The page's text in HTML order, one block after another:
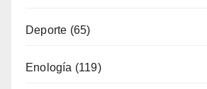
Deporte (65)
Enología (119)